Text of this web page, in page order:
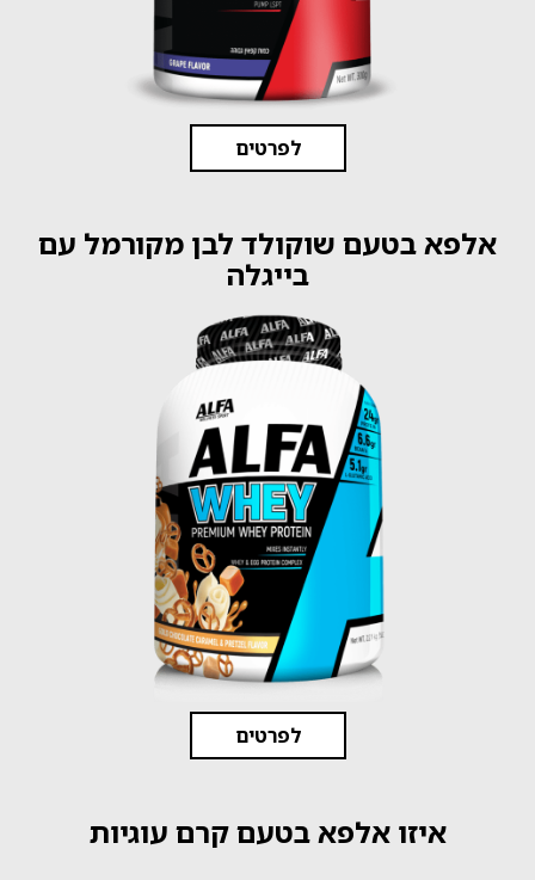
לפרטים
אלפא בטעם שוקולד לבן מקורמל עם
בייגלה
לפרטים
איזו אלפא בטעם קרם עוגיות